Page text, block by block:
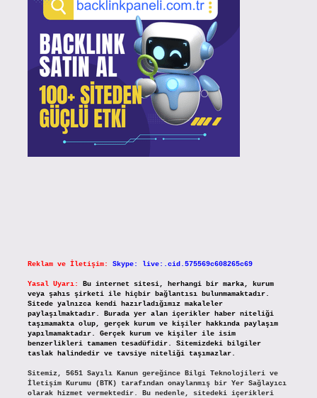
Reklam ve İletişim: Skype: live:.cid.575569c608265c69
Yasal Uyarı:
Bu internet sitesi, herhangi bir marka, kurum
veya şahıs şirketi ile hiçbir bağlantısı bulunmamaktadır.
Sitede yalnızca kendi hazırladığımız makaleler
paylaşılmaktadır. Burada yer alan içerikler haber niteliği
taşımamakta olup, gerçek kurum ve kişiler hakkında paylaşım
yapılmamaktadır. Gerçek kurum ve kişiler ile isim
benzerlikleri tamamen tesadüfidir. Sitemizdeki bilgiler
taslak halindedir ve tavsiye niteliği taşımazlar.
Sitemiz, 5651 Sayılı Kanun gereğince Bilgi Teknolojileri ve
İletişim Kurumu (BTK) tarafından onaylanmış bir Yer Sağlayıcı
olarak hizmet vermektedir. Bu nedenle, sitedeki içerikleri